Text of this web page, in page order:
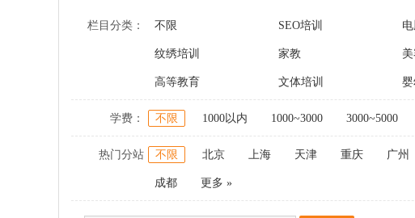
栏目分类： 不限 SEO培训
纹绣培训 家教
高等教育 文体培训
学费： 不限 1000以内 1000~3000 3000~5000
热门分站 不限 北京 上海 天津 重庆 广州
成都 更多 »